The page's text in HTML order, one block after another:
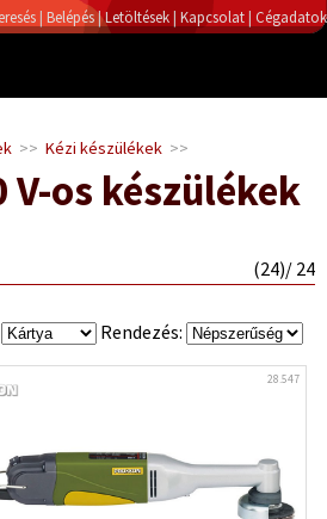
Regisztráció
| Belépés|Letöltések| Kapcsolat| Cégadatok
>> Kézi készülékek >>
V-os készülékek
(24)/ 24
Rendezés:
28.547